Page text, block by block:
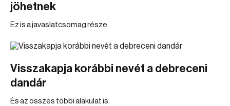
jöhetnek
Ez is a javaslatcsomag része.
Visszakapja korábbi nevét a debreceni
dandár
És az összes többi alakulat is.